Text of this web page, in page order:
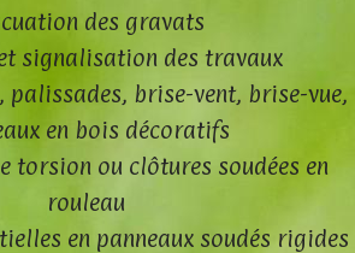
des gravats
signalisation des travaux
palissades, brise-vent, brise-vue,
en bois décoratifs
torsion ou clôtures soudées en
rouleau
en panneaux soudés rigides